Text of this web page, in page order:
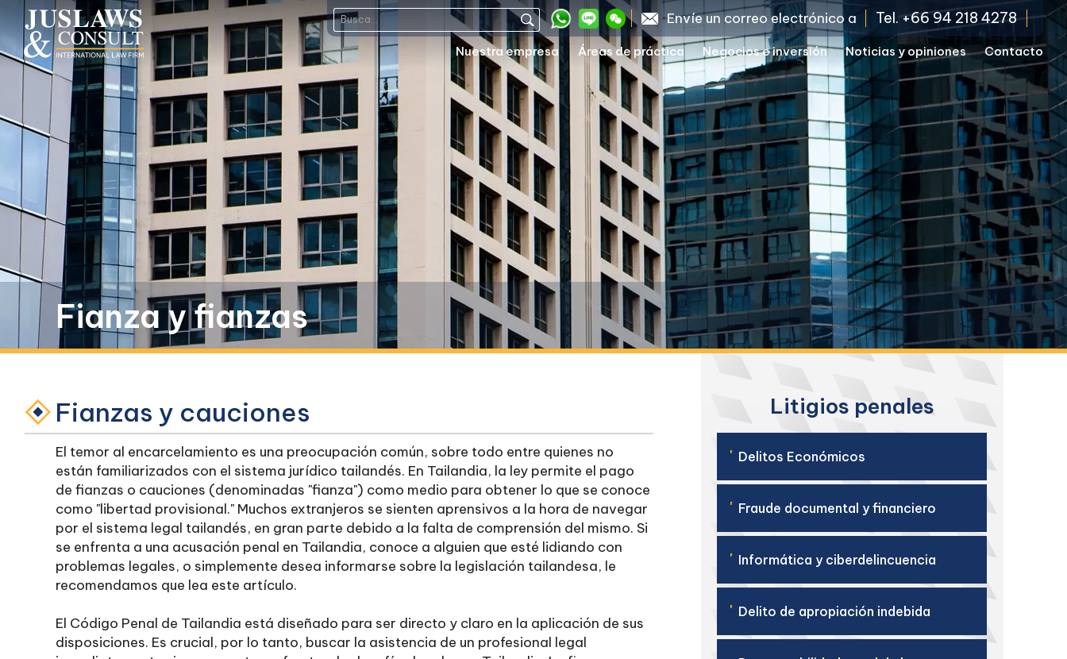
Envíe un correo electrónico a Tel. +66 94 218 4278
Nuestra empresa Áreas de práctica Negocios e inversión Noticias y opiniones Contacto
Fianza y fianzas
Fianzas y cauciones
El temor al encarcelamiento es una preocupación común, sobre todo entre quienes no
están familiarizados con el sistema jurídico tailandés. En Tailandia, la ley permite el pago
de fianzas o cauciones (denominadas "fianza") como medio para obtener lo que se conoce
como "libertad provisional." Muchos extranjeros se sienten aprensivos a la hora de navegar
por el sistema legal tailandés, en gran parte debido a la falta de comprensión del mismo. Si
se enfrenta a una acusación penal en Tailandia, conoce a alguien que esté lidiando con
problemas legales, o simplemente desea informarse sobre la legislación tailandesa, le
recomendamos que lea este artículo.
El Código Penal de Tailandia está diseñado para ser directo y claro en la aplicación de sus
disposiciones. Es crucial, por lo tanto, buscar la asistencia de un profesional legal
Litigios penales
' Delitos Económicos
' Fraude documental y financiero
' Informática y ciberdelincuencia
' Delito de apropiación indebida